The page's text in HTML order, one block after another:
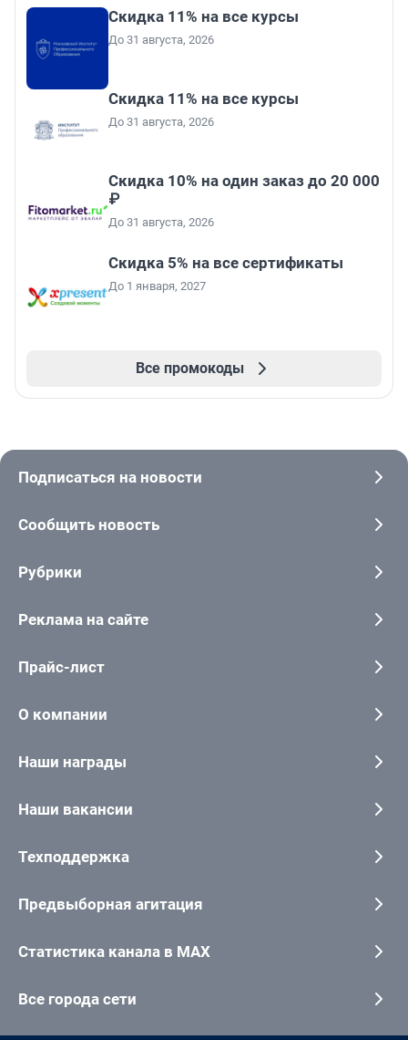
Скидка 11% на все курсы
До 31 августа, 2026
Скидка 11% на все курсы
До 31 августа, 2026
Скидка 10% на один заказ до 20 000
₽
До 31 августа, 2026
Скидка 5% на все сертификаты
До 1 января, 2027
Все промокоды
Подписаться на новости
Сообщить новость
Рубрики
Реклама на сайте
Прайс-лист
О компании
Наши награды
Наши вакансии
Техподдержка
Предвыборная агитация
Статистика канала в MAX
Все города сети